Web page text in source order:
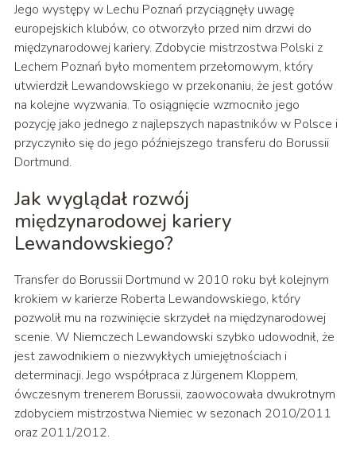
Jego występy w Lechu Poznań przyciągnęły uwagę
europejskich klubów, co otworzyło przed nim drzwi do
międzynarodowej kariery. Zdobycie mistrzostwa Polski z
Lechem Poznań było momentem przełomowym, który
utwierdził Lewandowskiego w przekonaniu, że jest gotów
na kolejne wyzwania. To osiągnięcie wzmocniło jego
pozycję jako jednego z najlepszych napastników w Polsce i
przyczyniło się do jego późniejszego transferu do Borussii
Dortmund.
Jak wyglądał rozwój
międzynarodowej kariery
Lewandowskiego?
Transfer do Borussii Dortmund w 2010 roku był kolejnym
krokiem w karierze Roberta Lewandowskiego, który
pozwolił mu na rozwinięcie skrzydeł na międzynarodowej
scenie. W Niemczech Lewandowski szybko udowodnił, że
jest zawodnikiem o niezwykłych umiejętnościach i
determinacji. Jego współpraca z Jürgenem Kloppem,
ówczesnym trenerem Borussii, zaowocowała dwukrotnym
zdobyciem mistrzostwa Niemiec w sezonach 2010/2011
oraz 2011/2012.